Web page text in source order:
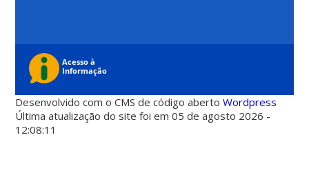
Desenvolvido com o CMS de código abertoWordpress
Última atualização do site foi em 05 de agosto 2026 -
12:08:11